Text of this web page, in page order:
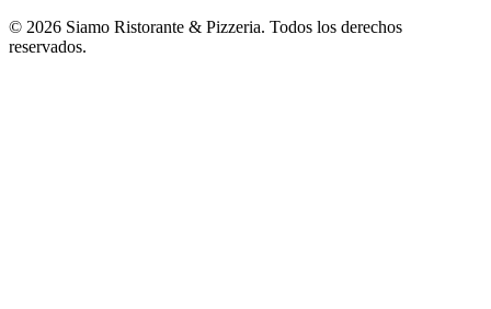
© 2026 Siamo Ristorante & Pizzeria. Todos los derechos
reservados.